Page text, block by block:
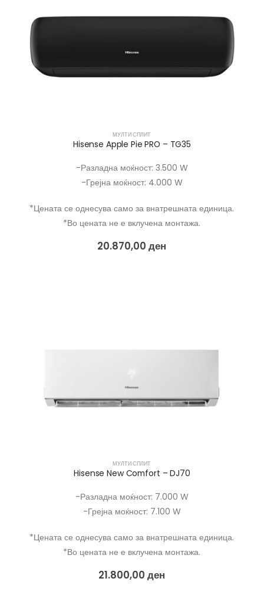
МУЛТИ СПЛИТ
Hisense Apple Pie PRO – TG35
-Разладна моќност: 3.500 W
-Грејна моќност: 4.000 W
*Цената се однесува само за внатрешната единица.
*Во цената не е вклучена монтажа.
20.870,00ден
МУЛТИ СПЛИТ
Hisense New Comfort – DJ70
-Разладна моќност: 7.000 W
-Грејна моќност: 7.100 W
*Цената се однесува само за внатрешната единица.
*Во цената не е вклучена монтажа.
21.800,00ден